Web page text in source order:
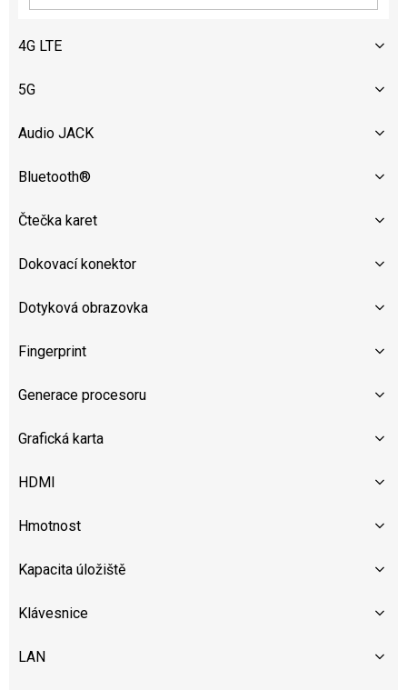
4G LTE
5G
Audio JACK
Bluetooth®
Čtečka karet
Dokovací konektor
Dotyková obrazovka
Fingerprint
Generace procesoru
Grafická karta
HDMI
Hmotnost
Kapacita úložiště
Klávesnice
LAN